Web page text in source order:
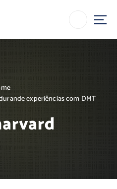
experiências com DMT